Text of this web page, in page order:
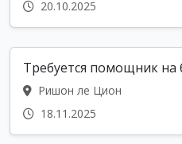
20.10.2025
Требуется помощник на
Ришон ле Цион
18.11.2025